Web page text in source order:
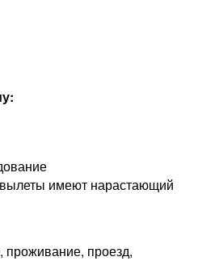
имеют нарастающий
проживание, проезд,